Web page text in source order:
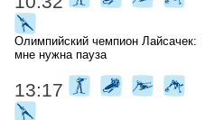
Олимпийский чемпион Лайсачек:
мне нужна пауза
13:17